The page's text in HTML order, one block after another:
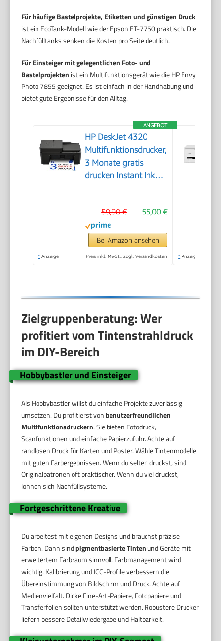
Für häufige Bastelprojekte, Etiketten und günstigen Druck
ist ein EcoTank-Modell wie der Epson ET-7750 praktisch. Die
Nachfülltanks senken die Kosten pro Seite deutlich.
Für Einsteiger mit gelegentlichen Foto- und
Bastelprojekten ist ein Multifunktionsgerät wie die HP Envy
Photo 7855 geeignet. Es ist einfach in der Handhabung und
bietet gute Ergebnisse für den Alltag.
ANGEBOT
HP DeskJet 4320
Multifunktionsdrucker,
3 Monate gratis
drucken Instant Ink
WLAN, Automatischer
Vorlageneinzug,
Tinte: 308/308e
55,00 €
59,90 €
Bei Amazon ansehen
* Anzeige Preis inkl. MwSt., zzgl. Versandkosten * Anzeige
Zielgruppenberatung: Wer
profitiert vom Tintenstrahldruck
im DIY-Bereich
Hobbybastler und Einsteiger
Als Hobbybastler willst du einfache Projekte zuverlässig
umsetzen. Du profitierst vonbenutzerfreundlichen
Multifunktionsdruckern. Sie bieten Fotodruck,
Scanfunktionen und einfache Papierzufuhr. Achte auf
randlosen Druck für Karten und Poster. Wähle Tintenmodelle
mit guten Farbergebnissen. Wenn du selten druckst, sind
Originalpatronen oft praktischer. Wenn du viel druckst,
lohnen sich Nachfüllsysteme.
Fortgeschrittene Kreative
Du arbeitest mit eigenen Designs und brauchst präzise
Farben. Dann sindpigmentbasierte Tinten und Geräte mit
erweitertem Farbraum sinnvoll. Farbmanagement wird
wichtig. Kalibrierung und ICC-Profile verbessern die
Übereinstimmung von Bildschirm und Druck. Achte auf
Medienvielfalt. Dicke Fine-Art-Papiere, Fotopapiere und
Transferfolien sollten unterstützt werden. Robustere Drucker
liefern bessere Detailwiedergabe und Haltbarkeit.